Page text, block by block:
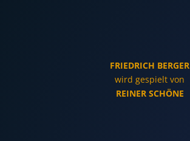
FRIEDRICH BERGER
wird gespielt von
REINER SCHÖNE